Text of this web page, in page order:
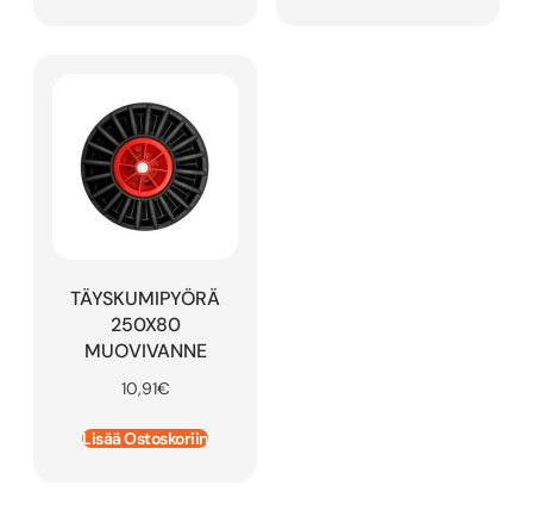
TÄYSKUMIPYÖRÄ
250X80
MUOVIVANNE
10,91€
Lisää Ostoskoriin